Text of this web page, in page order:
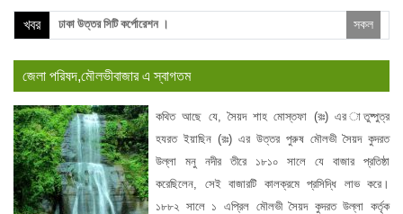
খবর
ঢাকা উত্তর সিটি কর্পোরেশন ।
শিক্ষাবৃতি সংক্রান্ত নোটিশ
দরপত্র বিজ্ঞপ্তি নং- ২/২০১৬-২০১৭
NOC For Passport (Azimul)
দরপত্র বিজ্ঞপ্তি নং- ২/২০১৬-২০১৭
সকল
জেলা পরিষদ,মৌলভীবাজার এ স্বাগতম
কথিত আছে যে, সৈয়দ শাহ মোস্তফা (রঃ) এর াতুষ্পুত্র
হযরত ইয়াছিন (রঃ) এর উত্তর পুরুষ মৌলভী সৈয়দ কুদরত
উল্লা মনু নদীর তীরে ১৮১০ সালে যে বাজার প্রতিষ্ঠা
করেছিলেন, সেই বাজারটি কালক্রমে প্রসিদ্ধি লাভ করে।
১৮৮২ সালে ১ এপ্রিল মৌলভী সৈয়দ কুদরত উল্লা কর্তৃক